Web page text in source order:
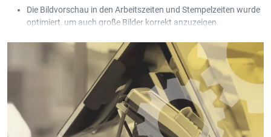
Die Bildvorschau in den Arbeitszeiten und Stempelzeiten wurde
optimiert, um auch große Bilder korrekt anzuzeigen.
Scan Box implementiert.
Der Lizenzschirm wurde in Time-in Evo eingebaut.